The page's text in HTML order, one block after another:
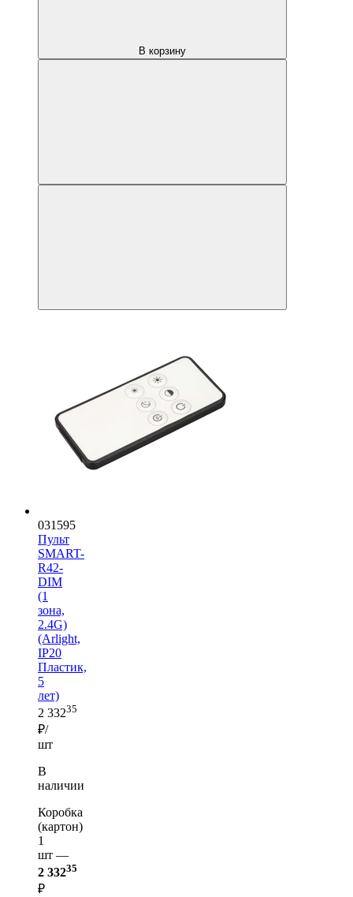
В корзину
031595
Пульт
SMART-
R42-
DIM
(1
зона,
2.4G)
(Arlight,
IP20
Пластик,
5
лет)
2 33235
₽/
шт
В
наличии
Коробка
(картон)
1
шт —
2 33235
₽